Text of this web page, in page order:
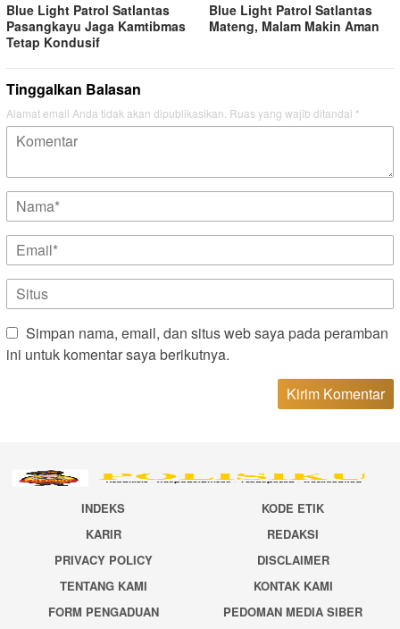
Blue Light Patrol Satlantas
Pasangkayu Jaga Kamtibmas
Tetap Kondusif
Blue Light Patrol Satlantas
Mateng, Malam Makin Aman
Tinggalkan Balasan
Alamat email Anda tidak akan dipublikasikan. Ruas yang wajib ditandai *
Simpan nama, email, dan situs web saya pada peramban
ini untuk komentar saya berikutnya.
INDEKS
KODE ETIK
KARIR
REDAKSI
PRIVACY POLICY
DISCLAIMER
TENTANG KAMI
KONTAK KAMI
FORM PENGADUAN
PEDOMAN MEDIA SIBER